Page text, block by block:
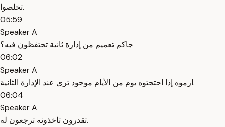
تخلصوا.
05:59
Speaker A
جاكم تعميم من إدارة ثانية تحتفظون فيه؟
06:02
Speaker A
ارموه إذا احتجتوه يوم من الأيام موجود ترى عند الإدارة الثانية.
06:04
Speaker A
تقدرون تاخذونه ترجعون له.